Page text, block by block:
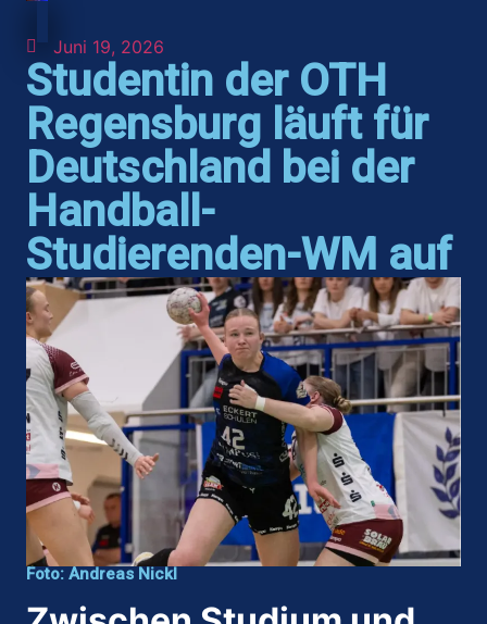
Juni 19, 2026
Studentin der OTH
Regensburg läuft für
Deutschland bei der
Handball-
Studierenden-WM auf
Foto: Andreas Nickl